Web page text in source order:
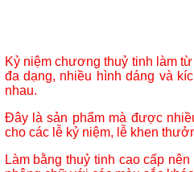
Kỷ niệm chương thuỷ tinh làm
đa dạng, nhiều hình dáng và
nhau.
Đây là sản phẩm mà được
cho các lễ kỷ niệm, lễ khen
Làm bằng thuỷ tinh cao cấp